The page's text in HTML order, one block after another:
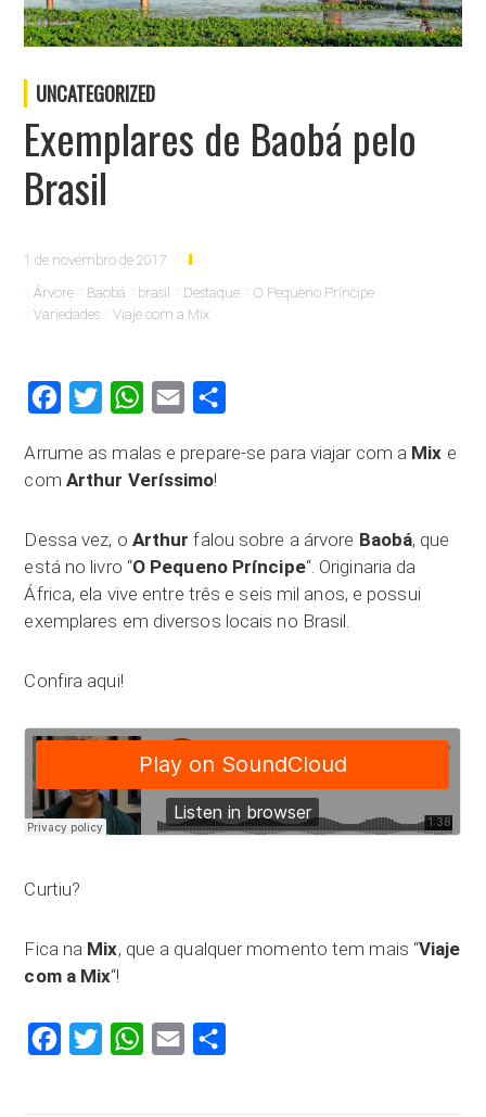
UNCATEGORIZED
Exemplares de Baobá pelo
Brasil
1 de novembro de 2017
Árvore
Baobá brasil Destaque
O Pequeno Príncipe
Variedades
Viaje com a Mix
FacebookTwitter WhatsApp
Email
Arrume as malas e prepare-se para viajar com a Mix e
com Arthur Veríssimo!
Dessa vez, o Arthur falou sobre a árvore Baobá, que
está no livro “O Pequeno Príncipe“. Originaria da
África, ela vive entre três e seis mil anos, e possui
exemplares em diversos locais no Brasil.
Confira aqui!
Curtiu?
Fica na Mix, que a qualquer momento tem mais “Viaje
com a Mix“!
FacebookTwitter WhatsApp
Email